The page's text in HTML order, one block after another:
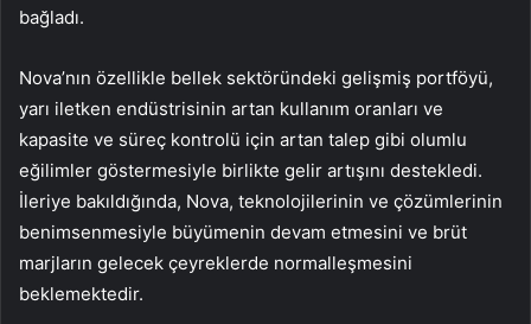
bağladı.
Nova’nın özellikle bellek sektöründeki gelişmiş portföyü,
yarı iletken endüstrisinin artan kullanım oranları ve
kapasite ve süreç kontrolü için artan talep gibi olumlu
eğilimler göstermesiyle birlikte gelir artışını destekledi.
İleriye bakıldığında, Nova, teknolojilerinin ve çözümlerinin
benimsenmesiyle büyümenin devam etmesini ve brüt
marjların gelecek çeyreklerde normalleşmesini
beklemektedir.